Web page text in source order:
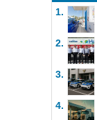
1.
2.
3.
4.